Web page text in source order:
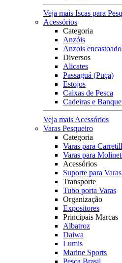
Veja mais Iscas para
Acessórios
Categoria
Anzóis
Anzois
Diversos
Alicates
Passaguá (Puça)
Estojos
Caixas de Pesca
Cadeiras e
Veja mais Acessórios
Varas Pesqueiro
Categoria
Varas para
Varas para
Acessórios
Suporte para Varas
Transporte
Tubo porta Varas
Organização
Expositores
Principais Marcas
Albatroz
Daiwa
Lumis
Marine Sports
Pesca Brasil